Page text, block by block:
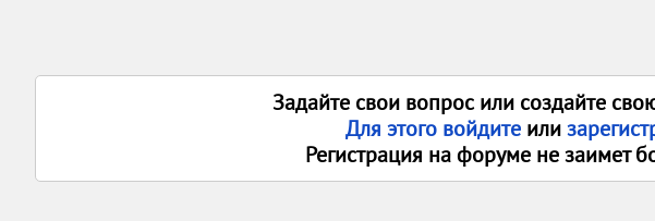
Задайте свои вопрос или создайте
Для этого войдите или
Регистрация на форуме не заимет